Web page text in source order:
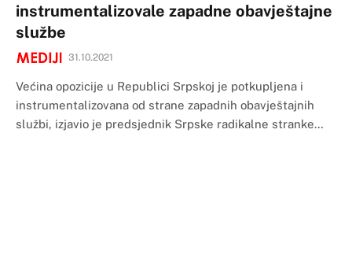
instrumentalizovale zapadne obavještajne
službe
31.10.2021
Većina opozicije u Republici Srpskoj je potkupljena i
instrumentalizovana od strane zapadnih obavještajnih
službi, izjavio je predsjednik Srpske radikalne stranke…